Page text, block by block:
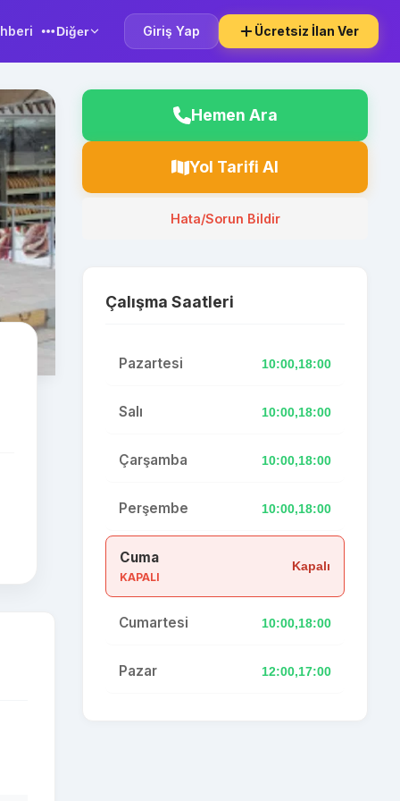
Diğer Giriş Yap Ücretsiz İlan Ver
Hemen Ara
Yol Tarifi Al
Hata/Sorun Bildir
Çalışma Saatleri
Pazartesi 10:00,18:00
Salı 10:00,18:00
Çarşamba 10:00,18:00
Perşembe 10:00,18:00
Cuma
KAPALI
Kapalı
Cumartesi 10:00,18:00
Pazar 12:00,17:00